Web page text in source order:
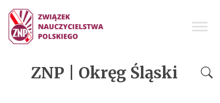
ZNP | Okręg Śląski